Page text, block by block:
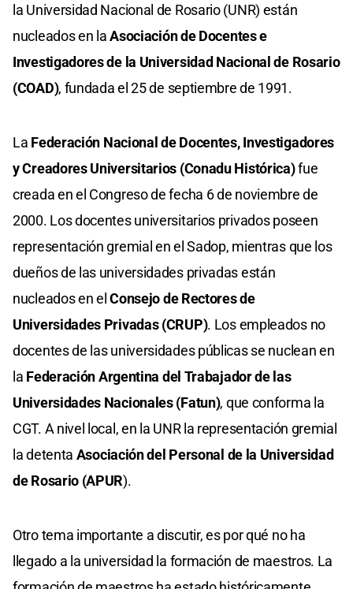
la Universidad Nacional de Rosario (UNR) están
nucleados en laAsociación de Docentes e
Investigadores de la Universidad Nacional de Rosario
(COAD), fundada el 25 de septiembre de 1991.
La Federación Nacional de Docentes, Investigadores
y Creadores Universitarios (Conadu Histórica)fue
creada en el Congreso de fecha 6 de noviembre de
2000. Los docentes universitarios privados poseen
representación gremial en el Sadop, mientras que los
dueños de las universidades privadas están
nucleados en elConsejo de Rectores de
Universidades Privadas (CRUP). Los empleados no
docentes de las universidades públicas se nuclean en
la Federación Argentina del Trabajador de las
Universidades Nacionales (Fatun), que conforma la
CGT. A nivel local, en la UNR la representación gremial
la detenta Asociación del Personal de la Universidad
de Rosario (APUR).
Otro tema importante a discutir, es por qué no ha
llegado a la universidad la formación de maestros. La